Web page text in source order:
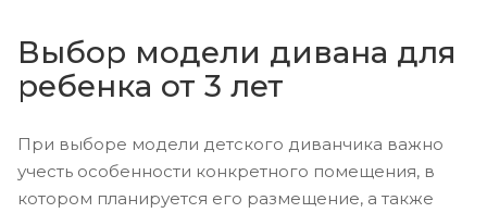
Выбор модели дивана для
ребенка от 3 лет
При выборе модели детского диванчика важно
учесть особенности конкретного помещения, в
котором планируется его размещение, а также